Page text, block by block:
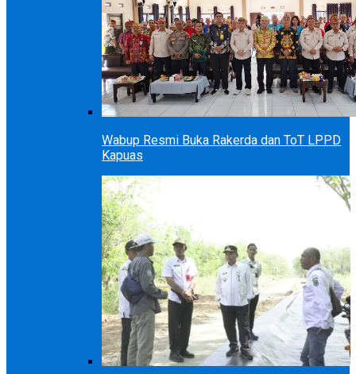
Wabup Resmi Buka Rakerda dan ToT LPPD
Kapuas